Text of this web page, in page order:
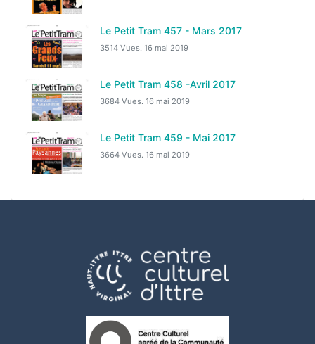
Le Petit Tram 457 - Mars 2017
3514 Vues. 16 mai 2019
Le Petit Tram 458 -Avril 2017
3684 Vues. 16 mai 2019
Le Petit Tram 459 - Mai 2017
3664 Vues. 16 mai 2019